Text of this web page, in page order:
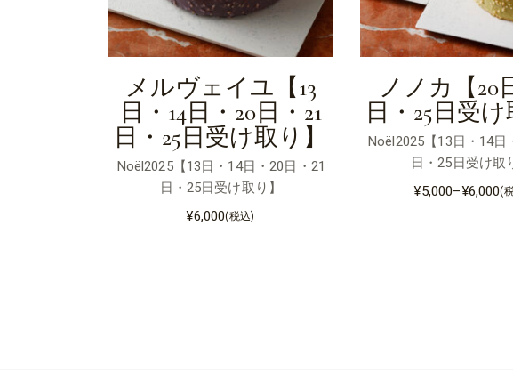
メルヴェイユ【13
日・14日・20日・21
日・25日受け取り】
Noël2025【13日・14日・20日・21
日・25日受け取り】
¥6,000(税込)
ノノカ【20
日・25日受け
Noël2025【13日・14日
日・25日受け取
¥5,000–¥6,000
価 (